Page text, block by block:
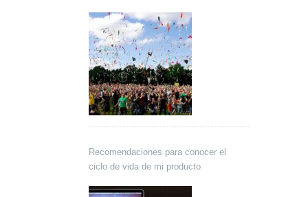
Recomendaciones para conocer el
ciclo de vida de mi producto